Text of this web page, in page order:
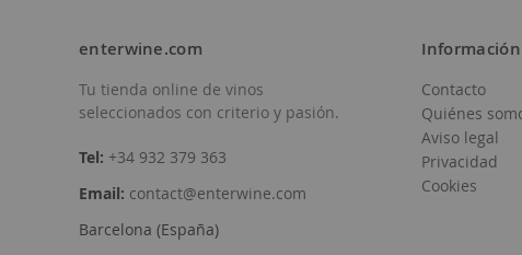
Añadir
la
Lista
Añadir
a
la
enterwine.com
Tu tienda online de vinos
seleccionados con criterio y pasión.
Tel: +34 932 379 363
Email: contact@enterwine.com
Barcelona (España)
Información
Contacto
Quiénes
Aviso legal
Privacidad
Cookies